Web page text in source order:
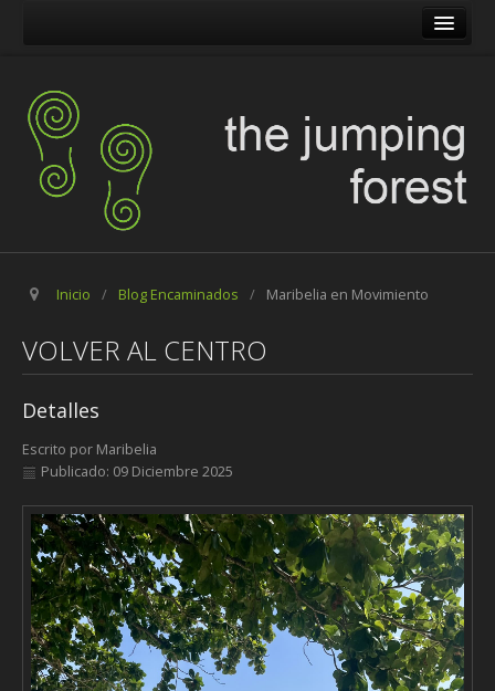
The Pilgrim Stone
Blog Encaminados
Carles
Maribelia en Movimiento
Inicio / Blog Encaminados / Maribelia en Movimiento
VOLVER AL CENTRO
Detalles
Escrito por Maribelia
Publicado: 09 Diciembre 2025